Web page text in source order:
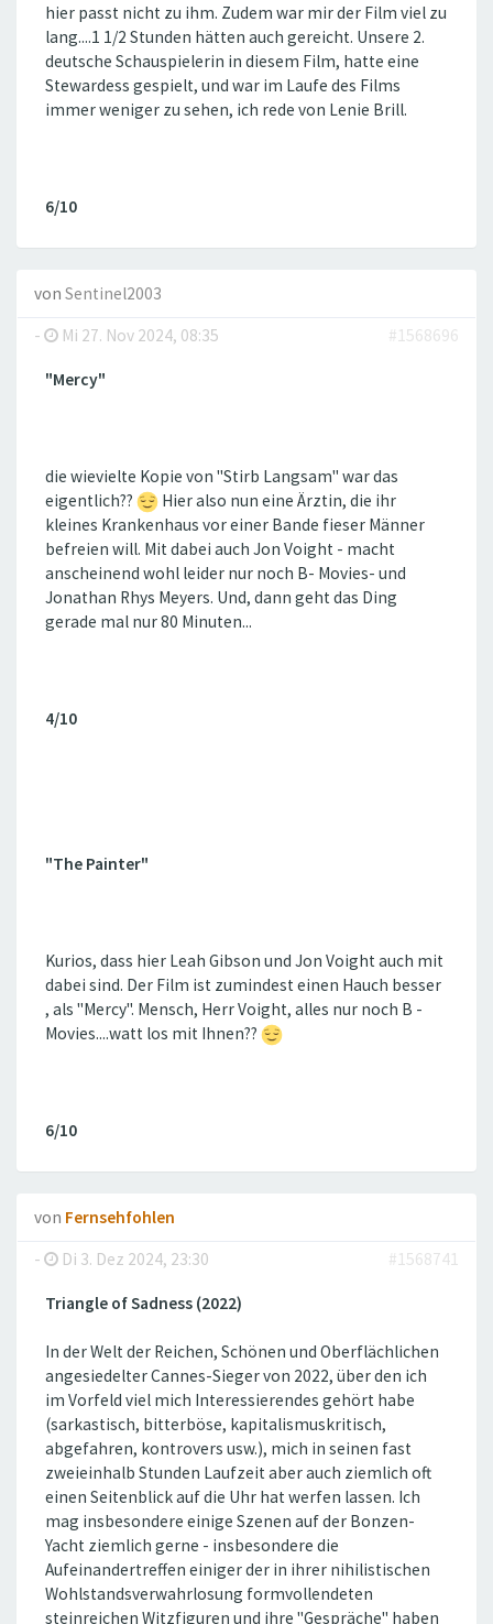
hier passt nicht zu ihm. Zudem war mir der Film viel zu
lang....1 1/2 Stunden hätten auch gereicht. Unsere 2.
deutsche Schauspielerin in diesem Film, hatte eine
Stewardess gespielt, und war im Laufe des Films
immer weniger zu sehen, ich rede von Lenie Brill.
6/10
von Sentinel2003
-
Mi 27. Nov 2024, 08:35 #1568696
"Mercy"
die wievielte Kopie von "Stirb Langsam" war das
eigentlich??
Hier also nun eine Ärztin, die ihr
kleines Krankenhaus vor einer Bande fieser Männer
befreien will. Mit dabei auch Jon Voight - macht
anscheinend wohl leider nur noch B- Movies- und
Jonathan Rhys Meyers. Und, dann geht das Ding
gerade mal nur 80 Minuten...
4/10
"The Painter"
Kurios, dass hier Leah Gibson und Jon Voight auch mit
dabei sind. Der Film ist zumindest einen Hauch besser
, als "Mercy". Mensch, Herr Voight, alles nur noch B -
Movies....watt los mit Ihnen??
6/10
von Fernsehfohlen
-
Di 3. Dez 2024, 23:30 #1568741
Triangle of Sadness (2022)
In der Welt der Reichen, Schönen und Oberflächlichen
angesiedelter Cannes-Sieger von 2022, über den ich
im Vorfeld viel mich Interessierendes gehört habe
(sarkastisch, bitterböse, kapitalismuskritisch,
abgefahren, kontrovers usw.), mich in seinen fast
zweieinhalb Stunden Laufzeit aber auch ziemlich oft
einen Seitenblick auf die Uhr hat werfen lassen. Ich
mag insbesondere einige Szenen auf der Bonzen-
Yacht ziemlich gerne - insbesondere die
Aufeinandertreffen einiger der in ihrer nihilistischen
Wohlstandsverwahrlosung formvollendeten
steinreichen Witzfiguren und ihre "Gespräche" haben